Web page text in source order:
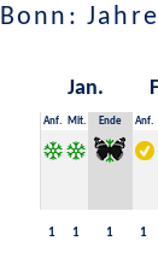
Bonn:
Jan.
Anf. Mit. Ende Anf.
1 1 1 1